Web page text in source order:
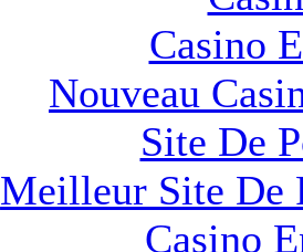
Casino
Nouveau
Site De
Meilleur Site De
Casino